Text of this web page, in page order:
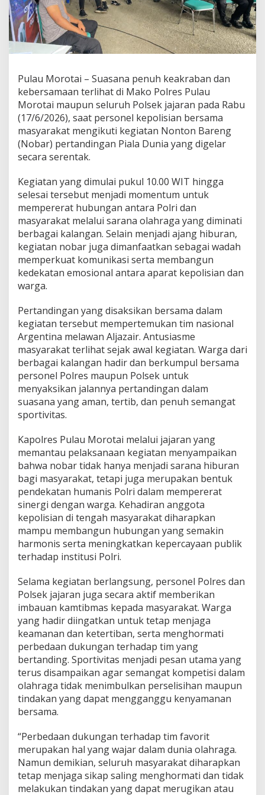
U
L
A
U
O
O
T
I
G
E
L
O
B
A
R
P
I
A
L
A
I
A
B
R
S
A
M
A
W
G
A
,
P
E
R
K
U
A
T
K
E
E
S
A
M
A
A
N
D
A
N
S
T
V
T
A
Pulau Morotai – Suasana penuh keakraban dan
kebersamaan terlihat di Mako Polres Pulau
Morotai maupun seluruh Polsek jajaran pada Rabu
(17/6/2026), saat personel kepolisian bersama
masyarakat mengikuti kegiatan Nonton Bareng
(Nobar) pertandingan Piala Dunia yang digelar
secara serentak.
Kegiatan yang dimulai pukul 10.00 WIT hingga
selesai tersebut menjadi momentum untuk
mempererat hubungan antara Polri dan
masyarakat melalui sarana olahraga yang diminati
berbagai kalangan. Selain menjadi ajang hiburan,
kegiatan nobar juga dimanfaatkan sebagai wadah
memperkuat komunikasi serta membangun
kedekatan emosional antara aparat kepolisian dan
warga.
Pertandingan yang disaksikan bersama dalam
kegiatan tersebut mempertemukan tim nasional
Argentina melawan Aljazair. Antusiasme
masyarakat terlihat sejak awal kegiatan. Warga dari
berbagai kalangan hadir dan berkumpul bersama
personel Polres maupun Polsek untuk
menyaksikan jalannya pertandingan dalam
suasana yang aman, tertib, dan penuh semangat
sportivitas.
Kapolres Pulau Morotai melalui jajaran yang
memantau pelaksanaan kegiatan menyampaikan
bahwa nobar tidak hanya menjadi sarana hiburan
bagi masyarakat, tetapi juga merupakan bentuk
pendekatan humanis Polri dalam mempererat
sinergi dengan warga. Kehadiran anggota
kepolisian di tengah masyarakat diharapkan
mampu membangun hubungan yang semakin
harmonis serta meningkatkan kepercayaan publik
terhadap institusi Polri.
Selama kegiatan berlangsung, personel Polres dan
Polsek jajaran juga secara aktif memberikan
imbauan kamtibmas kepada masyarakat. Warga
yang hadir diingatkan untuk tetap menjaga
keamanan dan ketertiban, serta menghormati
perbedaan dukungan terhadap tim yang
bertanding. Sportivitas menjadi pesan utama yang
terus disampaikan agar semangat kompetisi dalam
olahraga tidak menimbulkan perselisihan maupun
tindakan yang dapat mengganggu kenyamanan
bersama.
“Perbedaan dukungan terhadap tim favorit
merupakan hal yang wajar dalam dunia olahraga.
Namun demikian, seluruh masyarakat diharapkan
tetap menjaga sikap saling menghormati dan tidak
melakukan tindakan yang dapat merugikan atau